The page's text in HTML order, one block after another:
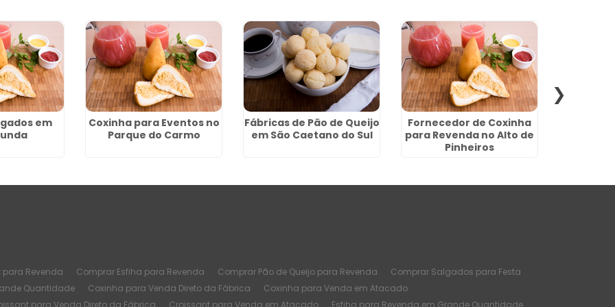
em
Coxinha para Eventos no
Parque do Carmo
Fábricas de Pão de Queijo
em São Caetano do Sul
Fornecedor de Coxinha
para Revenda no Alto de
Pinheiros
Revenda Comprar Esfiha para Revenda Comprar Pão de Queijo para Revenda
Comprar Salgados para Festa
Quantidade Coxinha para Venda Direto da Fábrica
Coxinha para Venda em Atacado
para Venda Direto da Fábrica Croissant para Venda em Atacado
Esfiha para Revenda em Grande Quantidade